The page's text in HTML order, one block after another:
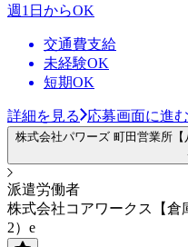
週1日からOK
交通費支給
未経験OK
短期OK
詳細を見る 応募画面に進む
株式会社パワーズ 町田営業所
派遣労働者
株式会社コアワークス【
2）e